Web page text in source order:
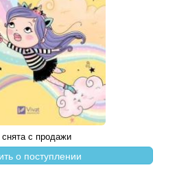
снята с продажи
о поступлении